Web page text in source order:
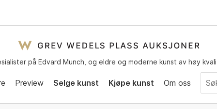
på Edvard Munch, og eldre og moderne kunst av høy
Preview Selge kunst Kjøpe kunst Om oss